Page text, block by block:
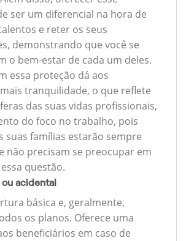
ser um diferencial na hora de
e reter os seus
demonstrando que você se
o bem-estar de cada um deles.
essa proteção dá aos
tranquilidade, o que reflete
das suas vidas profissionais,
do foco no trabalho, pois
suas famílias estarão sempre
não precisam se preocupar em
questão.
acidental
básica e, geralmente,
os planos. Oferece uma
beneficiários em caso de